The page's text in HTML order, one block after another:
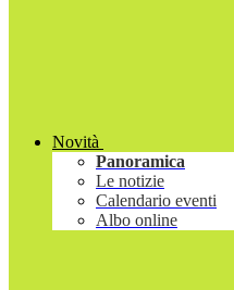
Novità
Panoramica
Le notizie
Calendario eventi
Albo online